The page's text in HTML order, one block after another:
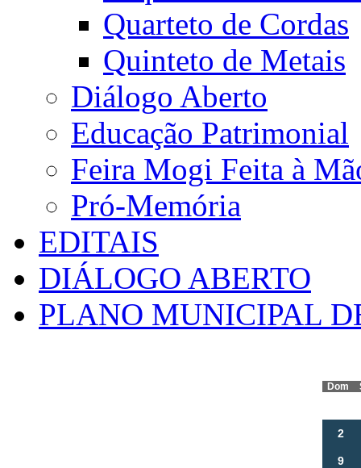
Quarteto de Cordas
Quinteto de Metais
Diálogo Aberto
Educação Patrimonial
Feira Mogi Feita à
Pró-Memória
EDITAIS
DIÁLOGO ABERTO
PLANO MUNICIPAL
Dom
2
9